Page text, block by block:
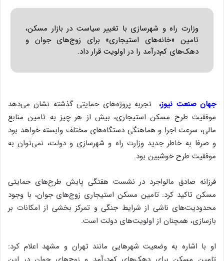
وزارت راه و شهرسازی با تغییر سیاست در بازار مسکن،
تامین «خانه‌های استیجاری» برای زوج‌های جوان و
دهک‌های کم‌درآمد را در اولویت قرار داد.
جهان صنعت نیوز،
تجربه پروژه‌های حمایتی گذشته نشان می‌دهد
موفقیت طرح مسکن استیجاری، بیش از هر چیز به تامین منابع
مالی، سرعت اجرا و هماهنگی دستگاه‌های مختلف وابسته خواهد بود
و صرفا به خاطر جدید وزارت راه و شهرسازی و دولت، نمی‌توان به
موفقیت طرح خوشبین بود.
فرزانه صادق مالواجرد در نشست هفتگی پایش طرح‌های حمایتی
مسکن تاکید کرد: تامین مسکن استیجاری زوج‌های جوان، با وجود
محدودیت‌های ناشی از شرایط جنگی و تمرکز بخشی از امکانات بر
بازسازی، همچنان از اولویت‌های دولت است.
او با اشاره به وضعیت شهر‌هایی مانند تهران و مشهد اعلام کرد: